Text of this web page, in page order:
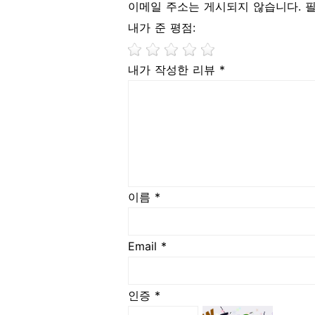
이메일 주소는 게시되지 않습니다.
내가 준 평점:
내가 작성한 리뷰 *
이름 *
Email *
인증 *